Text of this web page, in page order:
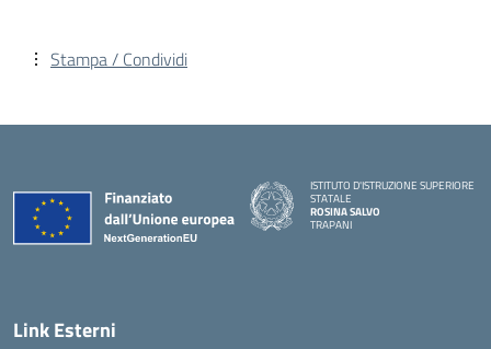
Stampa / Condividi
ISTITUTO D'ISTRUZIONE SUPERIORE
STATALE
ROSINA SALVO
TRAPANI
Link Esterni